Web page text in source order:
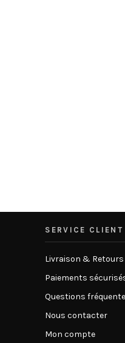
SERVICE CLIENT
Livraison & Retours
Paiements
Questions
Nous contacter
Mon compte